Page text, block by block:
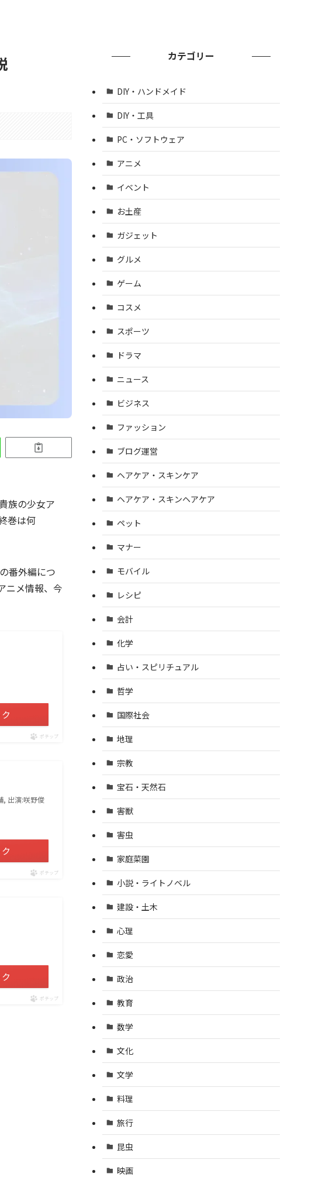
族の少女ア
巻は何
番外編につ
ニメ情報、今
ポチップ
, 出演:咲野俊
ポチップ
ポチップ
カテゴリー
DIY・ハンドメイド
DIY・工具
PC・ソフトウェア
アニメ
イベント
お土産
ガジェット
グルメ
ゲーム
コスメ
スポーツ
ドラマ
ニュース
ビジネス
ファッション
ブログ運営
ヘアケア・スキンケア
ヘアケア・スキンヘアケア
ペット
マナー
モバイル
レシピ
会計
化学
占い・スピリチュアル
哲学
国際社会
地理
宗教
宝石・天然石
害獣
害虫
家庭菜園
小説・ライトノベル
建設・土木
心理
恋愛
政治
教育
数学
文化
文学
料理
旅行
昆虫
映画